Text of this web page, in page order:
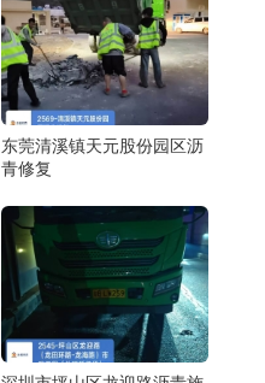
东莞清溪镇天元股份园区沥
青修复